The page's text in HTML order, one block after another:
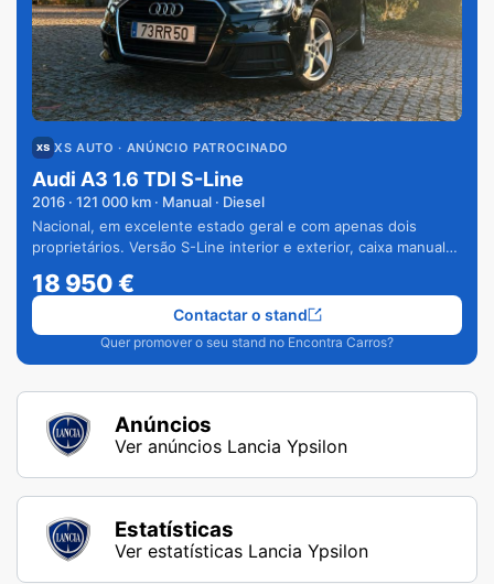
XS AUTO · ANÚNCIO PATROCINADO
Audi A3 1.6 TDI S-Line
2016 · 121 000 km · Manual · Diesel
Nacional, em excelente estado geral e com apenas dois
proprietários. Versão S-Line interior e exterior, caixa manual
18 950€
Quer promover o seu stand no Encontra Carros?
Contactar o stand
Anúncios
Ver anúncios Lancia Ypsilon
Estatísticas
Ver estatísticas Lancia Ypsilon